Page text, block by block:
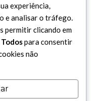
e temor”. O Imam
deve buscar o que espera,
teme. Eu não reconheço
não despreza o desejo
a veracidade da esperança
espera”.
experiência,
e analisar o tráfego.
permitir clicando em
para consentir
não